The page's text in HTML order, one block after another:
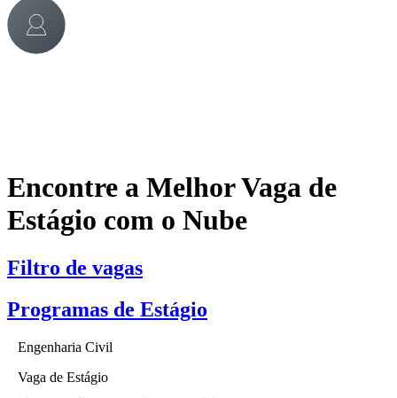
Encontre a Melhor Vaga de
Estágio com o Nube
Filtro de vagas
Programas de Estágio
Engenharia Civil
Vaga de Estágio